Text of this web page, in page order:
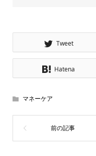
Tweet
Hatena
マネーケア